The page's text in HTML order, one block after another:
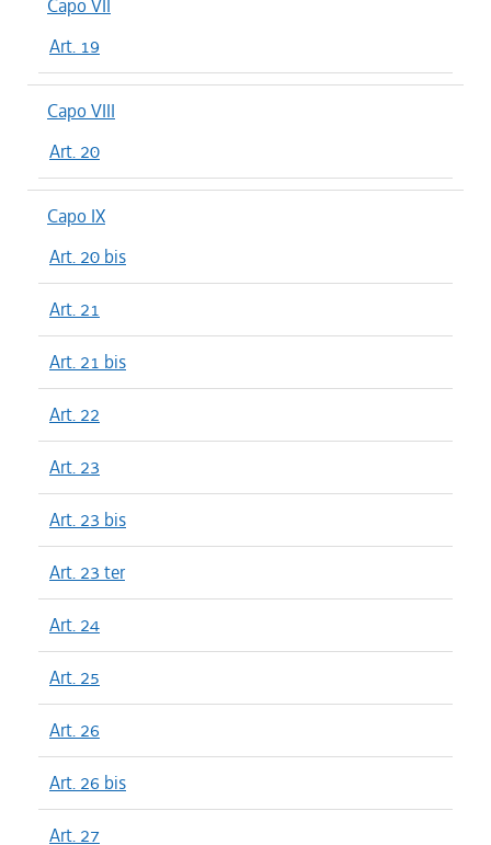
Capo VII
Art. 19
Capo VIII
Art. 20
Capo IX
Art. 20 bis
Art. 21
Art. 21 bis
Art. 22
Art. 23
Art. 23 bis
Art. 23 ter
Art. 24
Art. 25
Art. 26
Art. 26 bis
Art. 27